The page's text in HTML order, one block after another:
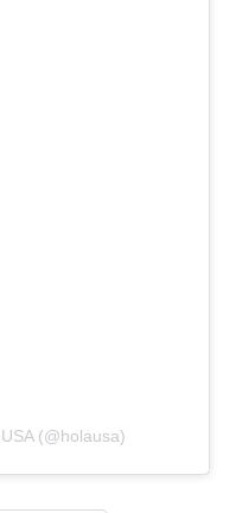
(@holausa)